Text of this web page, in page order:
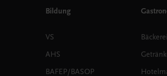
Bildung
VS
AHS
BAFEP/BASOP
Bäckerei